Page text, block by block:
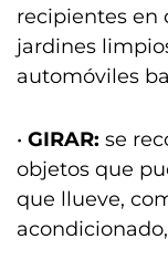
recipientes en
jardines
automóviles
• GIRAR: se
objetos que
que llueve,